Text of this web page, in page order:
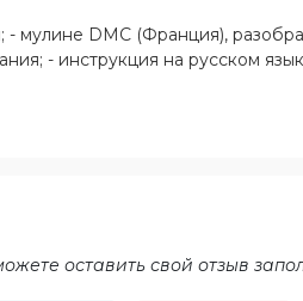
- мулине DMC (Франция),
- инструкция на русском
оставить свой отзыв